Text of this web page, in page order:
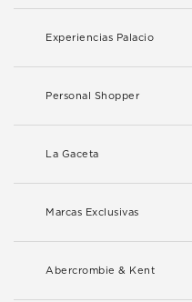
Experiencias Palacio
Personal Shopper
La Gaceta
Marcas Exclusivas
Abercrombie & Kent